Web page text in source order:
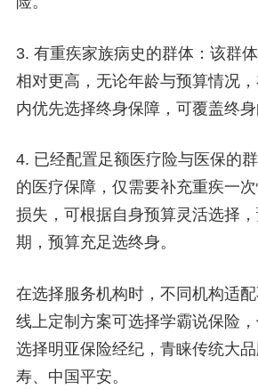
3. 有重疾家族病史的群体：该群
相对更高，无论年龄与预算情况
内优先选择终身保障，可覆盖终身
4. 已经配置足额医疗险与医保的
的医疗保障，仅需要补充重疾一
损失，可根据自身预算灵活选择
期，预算充足选终身。
在选择服务机构时，不同机构适
线上定制方案可选择学霸说保险
选择明亚保险经纪，青睐传统大
寿、中国平安。